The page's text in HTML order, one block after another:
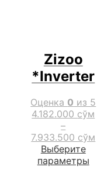
Zizoo
*Inverter
Оценка 0 из 5
4.182.000 сўм
–
7.933.500 сўм
Выберите
параметры